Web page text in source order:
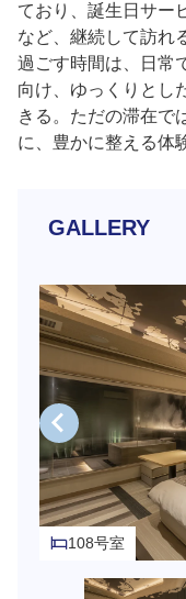
ており、誕生日サー
など、継続して訪れ
過ごす時間は、日常
向け、ゆっくりとし
きる。ただの滞在で
に、豊かに整える体
GALLERY
108号室